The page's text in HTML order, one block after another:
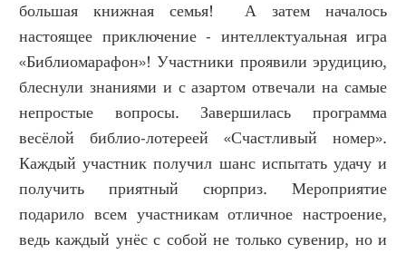
большая книжная семья! А затем началось
настоящее приключение - интеллектуальная игра
«Библиомарафон»! Участники проявили эрудицию,
блеснули знаниями и с азартом отвечали на самые
непростые вопросы. Завершилась программа
весёлой библио-лотереей «Счастливый номер».
Каждый участник получил шанс испытать удачу и
получить приятный сюрприз. Мероприятие
подарило всем участникам отличное настроение,
ведь каждый унёс с собой не только сувенир, но и